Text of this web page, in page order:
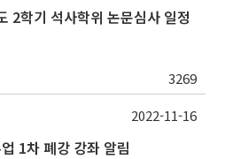
2학기 석사학위 논문심사 일정
3269
1차 폐강 강좌 알림
2022-11-16